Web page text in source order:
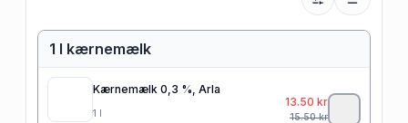
1 l kærnemælk
Kærnemælk 0,3 %, Arla
1 l
13.50 kr
15.50kr